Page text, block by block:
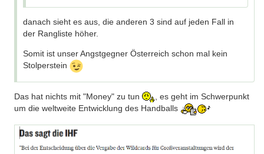
danach sieht es aus, die anderen 3 sind auf jeden Fall in
der Rangliste höher.
Somit ist unser Angstgegner Österreich schon mal kein
Stolperstein
Das hat nichts mit "Money" zu tun
, es geht im Schwerpunkt
um die weltweite Entwicklung des Handballs